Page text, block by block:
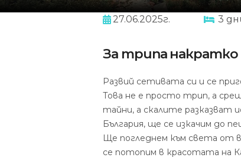
27.06.2025г. 3
За трипа накратко
Развий сетивата си и се
Това не е просто трип, а
тайни, а скалите разказват
България, ще се изкачим до
Ще погледнем към света от
се потопим в красотата на